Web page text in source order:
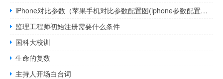
iPhone对比参数（苹果手机对比参数配置图(iphone参数配置对比表)）
监理工程师初始注册需要什么条件
国科大校训
生命的复数
主持人开场白台词